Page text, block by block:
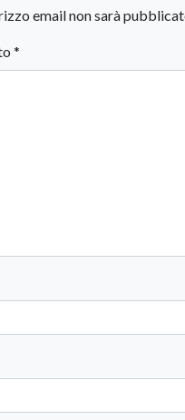
email non sarà
*